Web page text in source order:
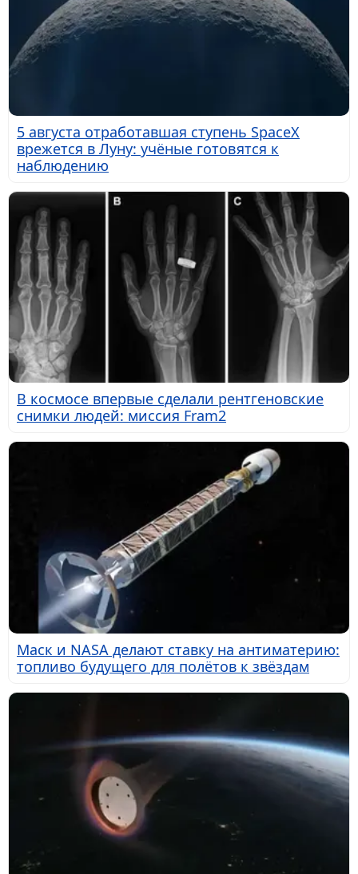
5 августа отработавшая ступень SpaceX
врежется в Луну: учёные готовятся к
наблюдению
В космосе впервые сделали рентгеновские
снимки людей: миссия Fram2
Маск и NASA делают ставку на антиматерию:
топливо будущего для полётов к звёздам